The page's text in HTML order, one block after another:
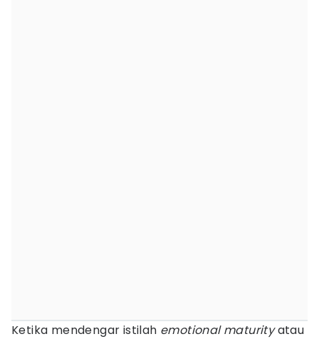
Ketika mendengar istilah emotional maturityatau